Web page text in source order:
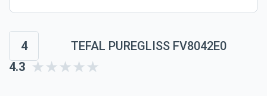
4
TEFAL PUREGLISS FV8042E0
4.3